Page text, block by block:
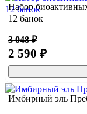
Набор
12 банок
3 048 ₽
2 590 ₽
Имбирный эль